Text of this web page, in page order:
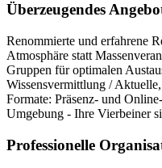
Überzeugendes
Renommierte und erfahrene
Atmosphäre statt
Gruppen für optimalen
Wissensvermittlung /
Formate: Präsenz- und
Umgebung - Ihre Vierbeiner
Professionelle